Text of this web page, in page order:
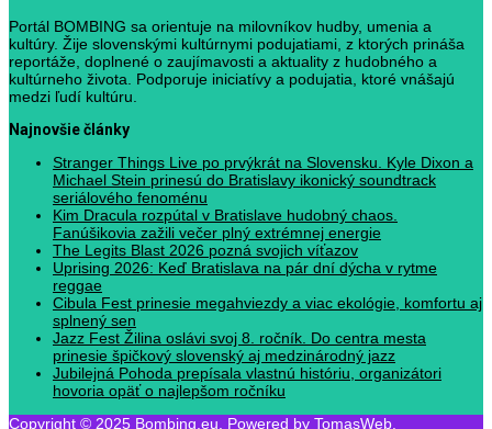
Portál BOMBING sa orientuje na milovníkov hudby, umenia a
kultúry. Žije slovenskými kultúrnymi podujatiami, z ktorých prináša
reportáže, doplnené o zaujímavosti a aktuality z hudobného a
kultúrneho života. Podporuje iniciatívy a podujatia, ktoré vnášajú
medzi ľudí kultúru.
Najnovšie články
Stranger Things Live po prvýkrát na Slovensku. Kyle Dixon a
Michael Stein prinesú do Bratislavy ikonický soundtrack
seriálového fenoménu
Kim Dracula rozpútal v Bratislave hudobný chaos.
Fanúšikovia zažili večer plný extrémnej energie
The Legits Blast 2026 pozná svojich víťazov
Uprising 2026: Keď Bratislava na pár dní dýcha v rytme
reggae
Cibula Fest prinesie megahviezdy a viac ekológie, komfortu aj
splnený sen
Jazz Fest Žilina oslávi svoj 8. ročník. Do centra mesta
prinesie špičkový slovenský aj medzinárodný jazz
Jubilejná Pohoda prepísala vlastnú históriu, organizátori
hovoria opäť o najlepšom ročníku
Copyright © 2025 Bombing.eu. Powered by TomasWeb.